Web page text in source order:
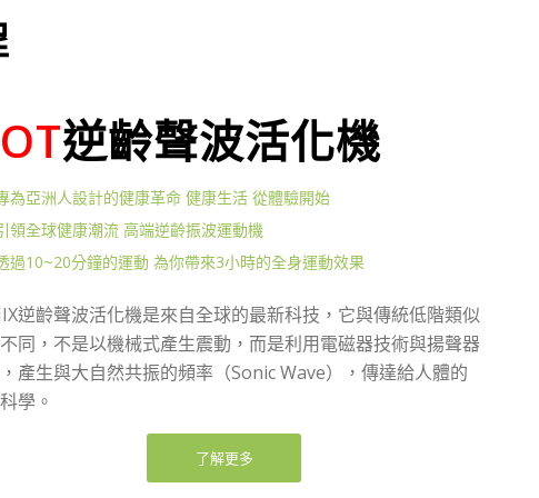
逆齡聲波活化機
為亞洲人設計的健康革命 健康生活 從體驗開始
領全球健康潮流 高端逆齡振波運動機
過10~20分鐘的運動 為你帶來3小時的全身運動效果
逆齡聲波活化機是來自全球的最新科技，它與傳統低階類似
同，不是以機械式產生震動，而是利用電磁器技術與揚聲器
產生與大自然共振的頻率（Sonic Wave），傳達給人體的
學。
了解更多